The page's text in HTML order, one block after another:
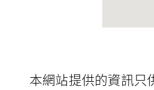
本網站提供的資訊只